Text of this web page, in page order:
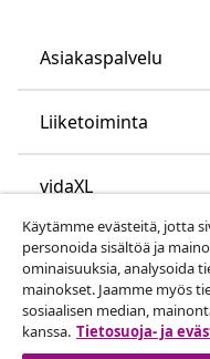
Asiakaspalvelu
Liiketoiminta
vidaXL
Löydä lisää
Käytämme evästeitä, jotta
personoida sisältöä ja
ominaisuuksia, analysoida
mainokset. Jaamme myös
sosiaalisen median,
kanssa. Tietosuoja- ja